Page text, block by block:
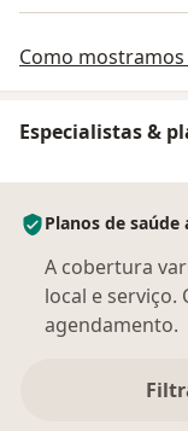
Como
Especialistas &
Planos de saúde
A cobertura
local e serviço.
agendamento.